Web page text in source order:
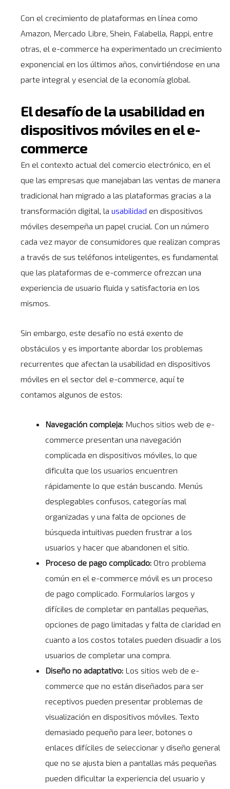
Con el crecimiento de plataformas en línea como
Amazon, Mercado Libre, Shein, Falabella, Rappi, entre
otras, el e-commerce ha experimentado un crecimiento
exponencial en los últimos años, convirtiéndose en una
parte integral y esencial de la economía global.
El desafío de la usabilidad en
dispositivos móviles en el e-
commerce
En el contexto actual del comercio electrónico, en el
que las empresas que manejaban las ventas de manera
tradicional han migrado a las plataformas gracias a la
transformación digital, lausabilidad en dispositivos
móviles desempeña un papel crucial. Con un número
cada vez mayor de consumidores que realizan compras
a través de sus teléfonos inteligentes, es fundamental
que las plataformas de e-commerce ofrezcan una
experiencia de usuario fluida y satisfactoria en los
mismos.
Sin embargo, este desafío no está exento de
obstáculos y es importante abordar los problemas
recurrentes que afectan la usabilidad en dispositivos
móviles en el sector del e-commerce, aquí te
contamos algunos de estos:
Navegación compleja: Muchos sitios web de e-
commerce presentan una navegación
complicada en dispositivos móviles, lo que
dificulta que los usuarios encuentren
rápidamente lo que están buscando. Menús
desplegables confusos, categorías mal
organizadas y una falta de opciones de
búsqueda intuitivas pueden frustrar a los
usuarios y hacer que abandonen el sitio.
Proceso de pago complicado: Otro problema
común en el e-commerce móvil es un proceso
de pago complicado. Formularios largos y
difíciles de completar en pantallas pequeñas,
opciones de pago limitadas y falta de claridad en
cuanto a los costos totales pueden disuadir a los
usuarios de completar una compra.
Diseño no adaptativo: Los sitios web de e-
commerce que no están diseñados para ser
receptivos pueden presentar problemas de
visualización en dispositivos móviles. Texto
demasiado pequeño para leer, botones o
enlaces difíciles de seleccionar y diseño general
que no se ajusta bien a pantallas más pequeñas
pueden dificultar la experiencia del usuario y